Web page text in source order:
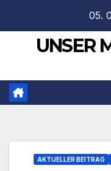
springen
05.
UNSER
AKTUELLER BEITRAG